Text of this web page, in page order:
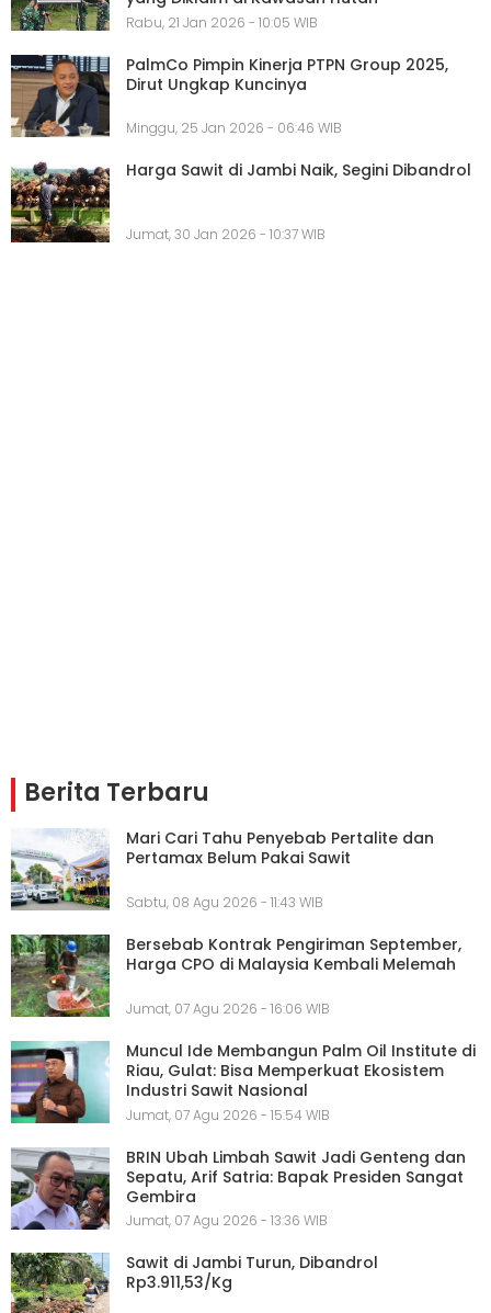
Rabu, 21 Jan 2026 - 10:05 WIB
PalmCo Pimpin Kinerja PTPN Group 2025,
Dirut Ungkap Kuncinya
Minggu, 25 Jan 2026 - 06:46 WIB
Harga Sawit di Jambi Naik, Segini Dibandrol
Jumat, 30 Jan 2026 - 10:37 WIB
Berita Terbaru
Mari Cari Tahu Penyebab Pertalite dan
Pertamax Belum Pakai Sawit
Sabtu, 08 Agu 2026 - 11:43 WIB
Bersebab Kontrak Pengiriman September,
Harga CPO di Malaysia Kembali Melemah
Jumat, 07 Agu 2026 - 16:06 WIB
Muncul Ide Membangun Palm Oil Institute di
Riau, Gulat: Bisa Memperkuat Ekosistem
Industri Sawit Nasional
Jumat, 07 Agu 2026 - 15:54 WIB
BRIN Ubah Limbah Sawit Jadi Genteng dan
Sepatu, Arif Satria: Bapak Presiden Sangat
Gembira
Jumat, 07 Agu 2026 - 13:36 WIB
Sawit di Jambi Turun, Dibandrol
Rp3.911,53/Kg